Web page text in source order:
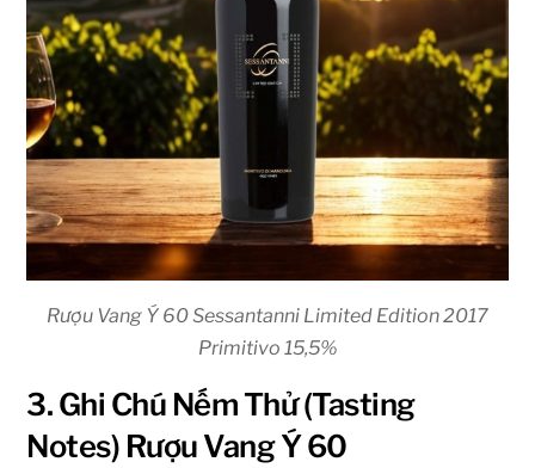
Rượu Vang Ý 60 Sessantanni Limited Edition 2017
Primitivo 15,5%
3. Ghi Chú Nếm Thử (Tasting
Notes) Rượu Vang Ý 60